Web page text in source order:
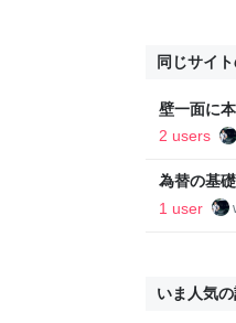
同じサイ
壁一面に
ログ
2 users
為替の基
1 user
いま人気